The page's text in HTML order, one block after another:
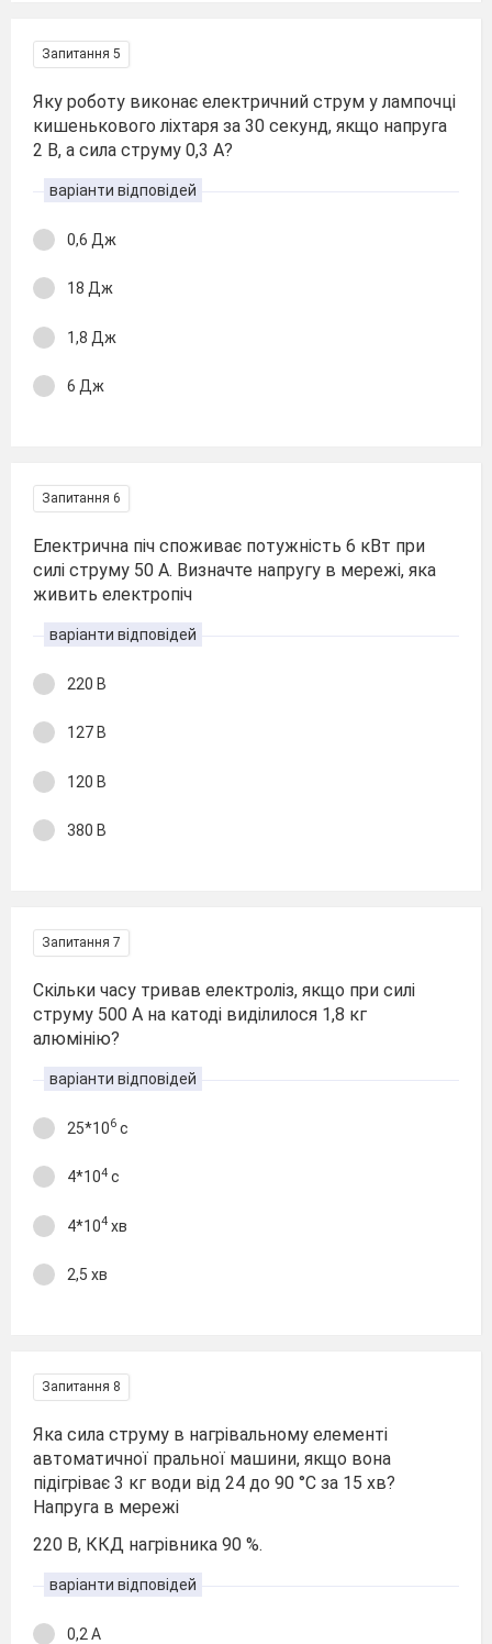
Запитання 5
Яку роботу виконає електричний струм у лампочці
кишенькового ліхтаря за 30 секунд, якщо напруга
2 В, а сила струму 0,3 А?
варіанти відповідей
0,6 Дж
18 Дж
1,8 Дж
6 Дж
Запитання 6
Електрична піч споживає потужність 6 кВт при
силі струму 50 А. Визначте напругу в мережі, яка
живить електропіч
варіанти відповідей
220 В
127 В
120 В
380 В
Запитання 7
Скільки часу тривав електроліз, якщо при силі
струму 500 А на катоді виділилося 1,8 кг
алюмінію?
варіанти відповідей
25*106 с
4*104 с
4*104 хв
2,5 хв
Запитання 8
Яка сила струму в нагрівальному елементі
автоматичної пральної машини, якщо вона
підігріває 3 кг води від 24 до 90 °С за 15 хв?
Напруга в мережі
220 В, ККД нагрівника 90 %.
варіанти відповідей
0,2 А